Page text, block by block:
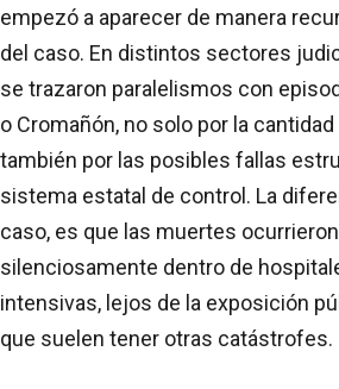
empezó a aparecer de manera
del caso. En distintos sectores
se trazaron paralelismos con
o Cromañón, no solo por la
también por las posibles fallas
sistema estatal de control. La
caso, es que las muertes ocurrieron
silenciosamente dentro de
intensivas, lejos de la exposición
que suelen tener otras catástrofes.